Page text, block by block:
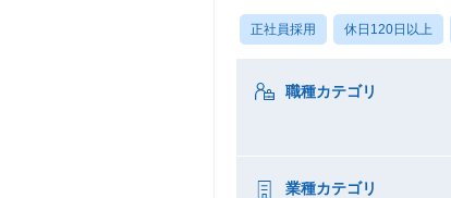
正社員採用 休日120日以上
職種カテゴリ
業種カテゴリ